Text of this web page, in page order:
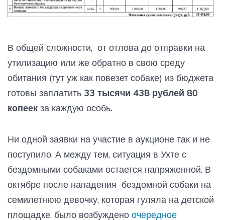
В общей сложности, от отлова до отправки на
утилизацию или же обратно в свою среду
обитания (тут уж как повезет собаке) из бюджета
готовы заплатить 33 тысячи 438 рублей 80
копеек за каждую особь.
Ни одной заявки на участие в аукционе так и не
поступило. А между тем, ситуация в Ухте с
бездомными собаками остается напряженной. В
октябре после нападения бездомной собаки на
семилетнюю девочку, которая гуляла на детской
площадке, было возбуждено очередное